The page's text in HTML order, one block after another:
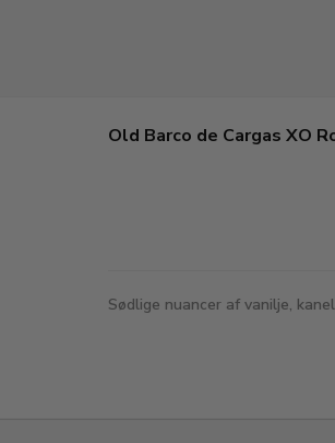
Old Barco de Cargas XO
Sødlige nuancer af vanilje,